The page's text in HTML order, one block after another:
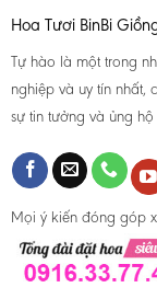
Hoa Tươi BinBi
Tự hào là một trong
nghiệp và uy tín nhất,
sự tin tưởng và ủng
Mọi ý kiến đóng góp